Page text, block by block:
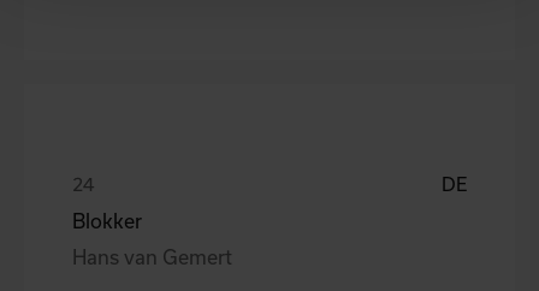
DE
Blokker
Hans van Gemert